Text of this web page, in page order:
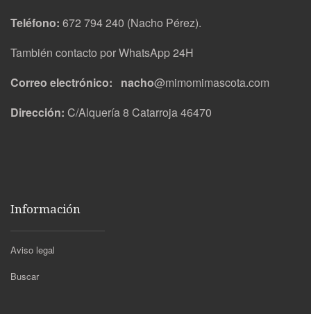
Teléfono: 672 794 240 (Nacho Pérez).
También contacto por WhatsApp 24H
Correo electrónico: nacho@mimomimascota.com
Dirección: C/Alquería 8 Catarroja 46470
Información
Aviso legal
Buscar